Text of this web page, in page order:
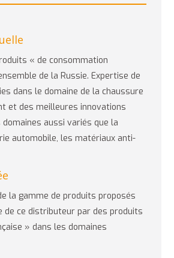
« de consommation
de la Russie. Expertise de
dans le domaine de la chaussure
et des meilleures innovations
aussi variés que la
automobile, les matériaux anti-
la gamme de produits proposés
de ce distributeur par des produits
» dans les domaines